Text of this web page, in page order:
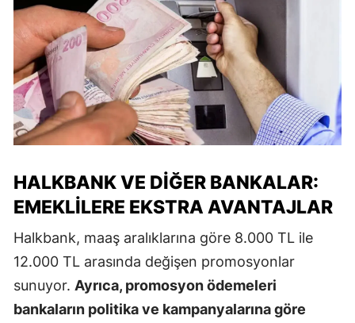
HALKBANK VE DIĞER BANKALAR:
EMEKLILERE EKSTRA AVANTAJLAR
Halkbank, maaş aralıklarına göre 8.000 TL ile
12.000 TL arasında değişen promosyonlar
sunuyor. Ayrıca, promosyon ödemeleri
bankaların politika ve kampanyalarına göre